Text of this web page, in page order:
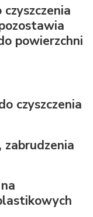
powierzchni
czyszczenia